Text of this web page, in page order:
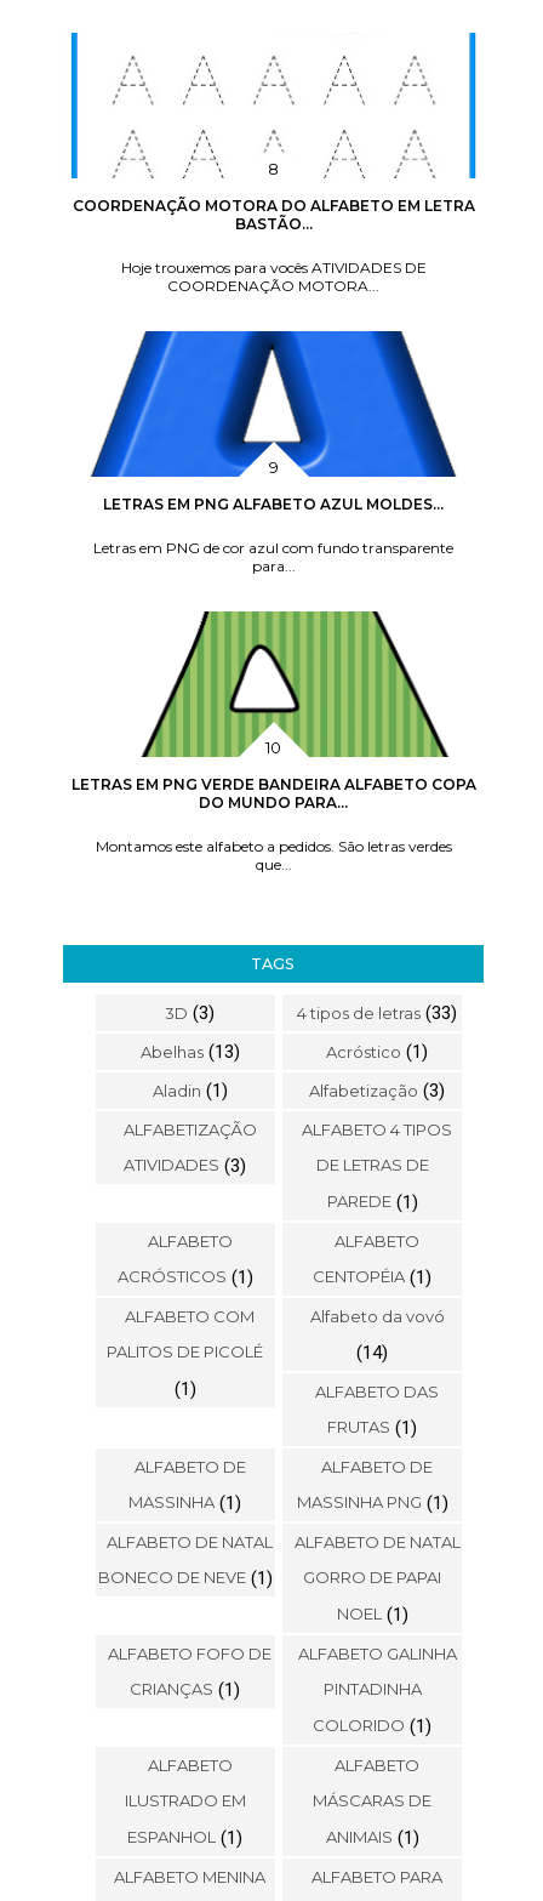
COORDENAÇÃO MOTORA DO ALFABETO EM LETRA
BASTÃO...
Hoje trouxemos para vocês ATIVIDADES DE
COORDENAÇÃO MOTORA...
LETRAS EM PNG ALFABETO AZUL MOLDES...
Letras em PNG de cor azul com fundo transparente
para...
LETRAS EM PNG VERDE BANDEIRA ALFABETO COPA
DO MUNDO PARA...
Montamos este alfabeto a pedidos. São letras verdes
que...
TAGS
3D (3) 4 tipos de letras (33)
Abelhas (13) Acróstico (1)
Aladin (1) Alfabetização (3)
ALFABETIZAÇÃO
ATIVIDADES (3)
ALFABETO 4 TIPOS
DE LETRAS DE
PAREDE (1)
ALFABETO
ACRÓSTICOS (1)
ALFABETO
CENTOPÉIA (1)
ALFABETO COM
PALITOS DE PICOLÉ
(1)
Alfabeto da vovó
(14)
ALFABETO DAS
FRUTAS (1)
ALFABETO DE
MASSINHA (1)
ALFABETO DE
MASSINHA PNG (1)
ALFABETO DE NATAL
BONECO DE NEVE (1)
ALFABETO DE NATAL
GORRO DE PAPAI
NOEL (1)
ALFABETO FOFO DE
CRIANÇAS (1)
ALFABETO GALINHA
PINTADINHA
COLORIDO (1)
ALFABETO
ILUSTRADO EM
ESPANHOL (1)
ALFABETO
MÁSCARAS DE
ANIMAIS (1)
ALFABETO MENINA ALFABETO PARA